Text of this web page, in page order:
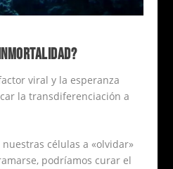
viral y la esperanza
la transdiferenciación a
células a «olvidar»
podríamos curar el